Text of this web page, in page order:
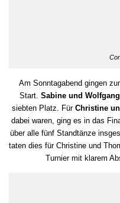
Am Sonntagabend gingen
Start. Sabine und
siebten Platz. Für Christine
dabei waren, ging es in das
über alle fünf Standtänze
taten dies für Christine und
Turnier mit klarem